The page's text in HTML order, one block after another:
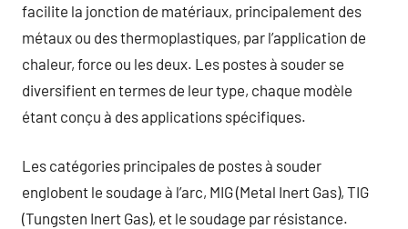
facilite la jonction de matériaux, principalement des
métaux ou des thermoplastiques, par l’application de
chaleur, force ou les deux. Les postes à souder se
diversifient en termes de leur type, chaque modèle
étant conçu à des applications spécifiques.
Les catégories principales de postes à souder
englobent le soudage à l’arc, MIG (Metal Inert Gas), TIG
(Tungsten Inert Gas), et le soudage par résistance.